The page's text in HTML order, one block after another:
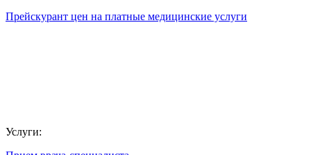
Прейскурант цен на платные медицинские услуги
Услуги: